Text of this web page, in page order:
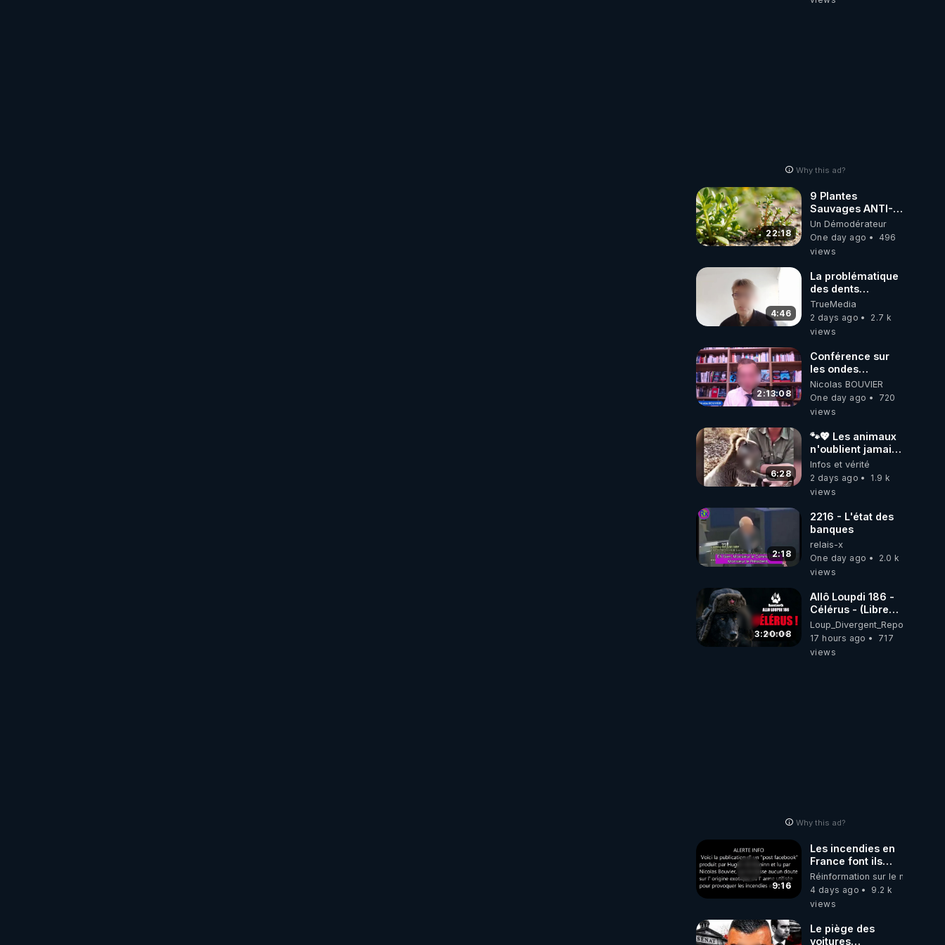
Why this ad?
22:18
9 Plantes
Sauvages ANTI-
FAMINE: ces
Ressources
Haies
Un Démodérateur
One day ago
496
views
4:46
La problématique
des dents
dévitalisées et
des implants
TrueMedia
2 days ago
2.7 k
views
2:13:08
Conférence sur
les ondes
électromagnétiques
par Grégoire
Caustru et Bart de
Nicolas BOUVIER
One day ago
720
views
6:28
🐾💖 Les animaux
n'oublient jamais
ceux qu'ils
aiment… 🥹❤️
Infos et vérité
2 days ago
1.9 k
views
2:18
2216 - L'état des
banques
relais-x
One day ago
2.0 k
views
3:20:08
Allô Loupdi 186 -
Célérus - (Libre
Antenne) - Loup
Divergent
2026.08.06
Loup_Divergent_Reposts
17 hours ago
717
views
Why this ad?
9:16
Les incendies en
France font ils
partie d' un plan
qui aurait débuté
le 11 septembre
Réinformation sur le monde
4 days ago
9.2 k
views
Le piège des
voitures